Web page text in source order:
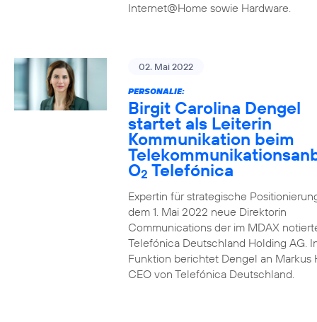
Internet@Home sowie Hardware.
02. Mai 2022
PERSONALIE:
Birgit Carolina Dengel
startet als Leiterin
Kommunikation beim
O2 Telefónica
Expertin für strategische
dem 1. Mai 2022 neue Direktorin
Communications der im MDAX
Telefónica Deutschland Holding AG.
Funktion berichtet Dengel an Markus
CEO von Telefónica Deutschland.